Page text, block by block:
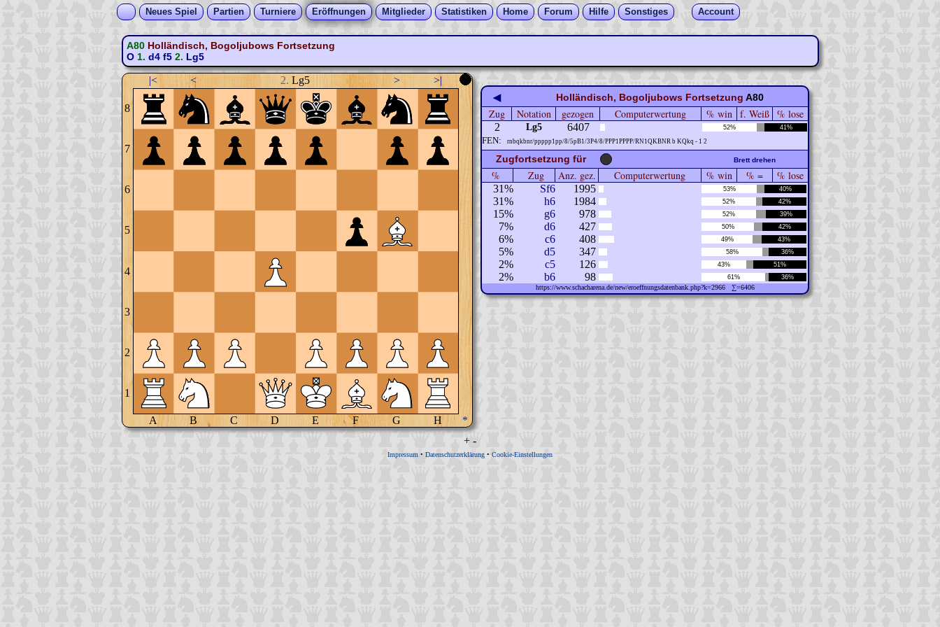
Neues Spiel Partien Turniere Eröffnungen Mitglieder Statistiken Home Forum Hilfe Sonstiges Account
A80 Holländisch, Bogoljubows Fortsetzung
O1. d4 f52. Lg5
|< < 2. Lg5 > >|
8
7
6
5
4
3
2
1
A B C D E F G H *
◀ Holländisch, Bogoljubows Fortsetzung A80
Zug Notation gezogen Computerwertung % win f. Weiß % lose
2 Lg5 6407 52% 41%
FEN: rnbqkbnr/ppppp1pp/8/5pB1/3P4/8/PPP1PPPP/RN1QKBNR b KQkq - 1 2
Zugfortsetzung für Brett drehen
% Zug Anz. gez. Computerwertung % win % = % lose
31% Sf6 1995 53% 40%
31% h6 1984 52% 42%
15% g6 978 52% 39%
7% d6 427 50% 42%
6% c6 408 49% 43%
5% d5 347 58% 36%
2% c5 126 43% 51%
2% b6 98 61% 36%
https://www.schacharena.de/new/eroeffnungsdatenbank.php?k=2966 ∑=6406
+ -
Impressum • Datenschutzerklärung • Cookie-Einstellungen